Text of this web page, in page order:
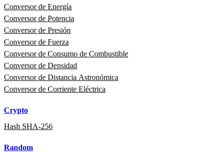
Conversor de Energía
Conversor de Potencia
Conversor de Presión
Conversor de Fuerza
Conversor de Consumo de Combustible
Conversor de Densidad
Conversor de Distancia Astronómica
Conversor de Corriente Eléctrica
Crypto
Hash SHA-256
Random